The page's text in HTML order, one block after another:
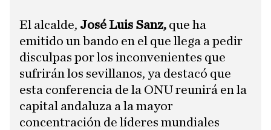
​El alcalde, José Luis Sanz, que ha
emitido un bando en el que llega a pedir
disculpas por los inconvenientes que
sufrirán los sevillanos, ya destacó que
esta conferencia de la ONU reunirá en la
capital andaluza a la mayor
concentración de líderes mundiales